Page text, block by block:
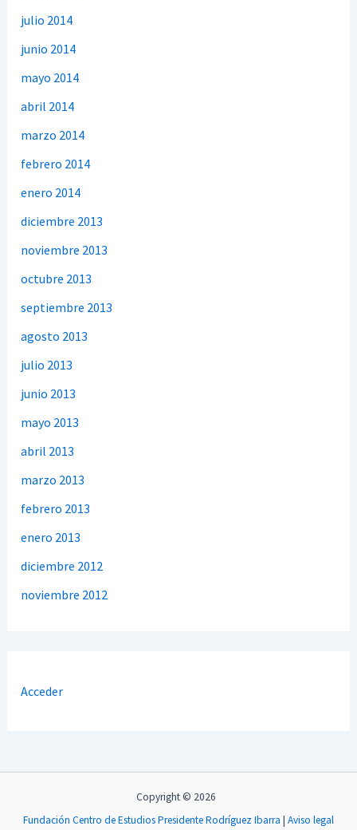
julio 2014
junio 2014
mayo 2014
abril 2014
marzo 2014
febrero 2014
enero 2014
diciembre 2013
noviembre 2013
octubre 2013
septiembre 2013
agosto 2013
julio 2013
junio 2013
mayo 2013
abril 2013
marzo 2013
febrero 2013
enero 2013
diciembre 2012
noviembre 2012
Acceder
Copyright © 2026
Fundación Centro de Estudios Presidente Rodríguez Ibarra | Aviso legal